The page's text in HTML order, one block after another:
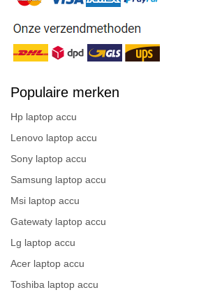
Populaire merken
Hp laptop accu
Lenovo laptop accu
Sony laptop accu
Samsung laptop accu
Msi laptop accu
Gatewaty laptop accu
Lg laptop accu
Acer laptop accu
Toshiba laptop accu